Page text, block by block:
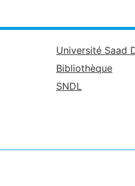
Université Saad
Bibliothèque
SNDL